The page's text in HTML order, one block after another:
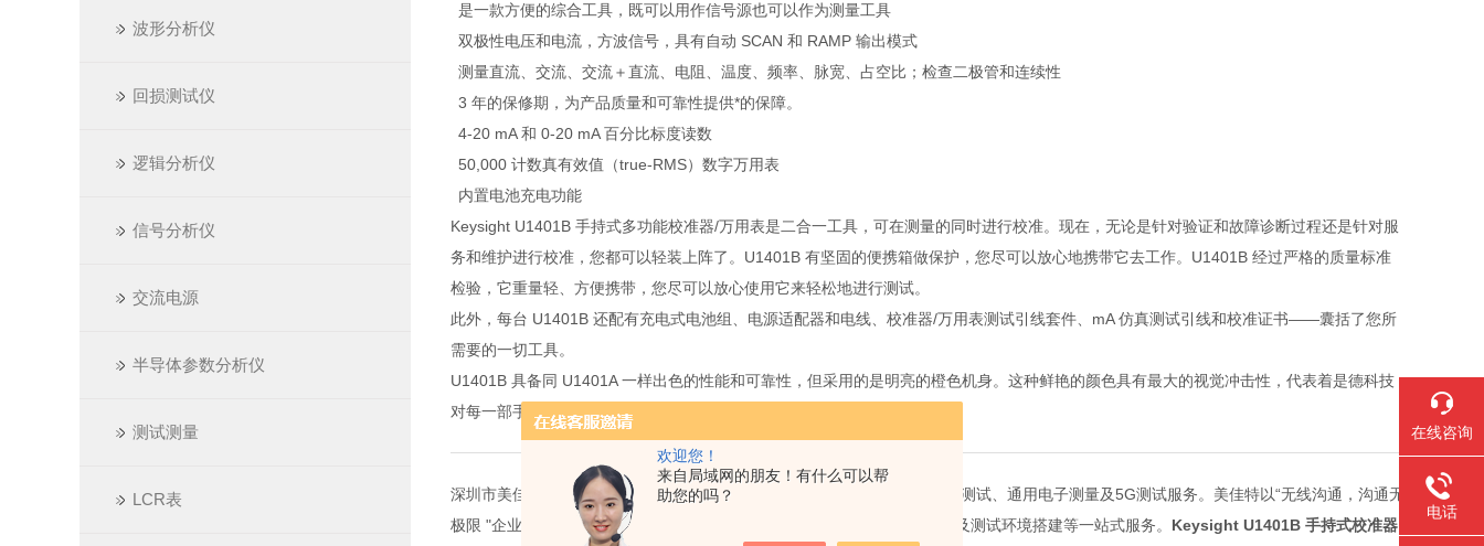
欢迎您！
来自局域网的朋友！有什么可以帮
助您的吗？
波形分析仪
回损测试仪
逻辑分析仪
信号分析仪
交流电源
半导体参数分析仪
测试测量
LCR表
是一款方便的综合工具，既可以用作信号源也可以作为测量工具
双极性电压和电流，方波信号，具有自动 SCAN 和 RAMP 输出模式
测量直流、交流、交流＋直流、电阻、温度、频率、脉宽、占空比；检查二极管和连续性
3 年的保修期，为产品质量和可靠性提供*的保障。
4-20 mA 和 0-20 mA 百分比标度读数
50,000 计数真有效值（true-RMS）数字万用表
内置电池充电功能
Keysight U1401B 手持式多功能校准器/万用表是二合一工具，可在测量的同时进行校准。现在，无论是针对验证和故障诊断过程还是针对服
务和维护进行校准，您都可以轻装上阵了。U1401B 有坚固的便携箱做保护，您尽可以放心地携带它去工作。U1401B 经过严格的质量标准
检验，它重量轻、方便携带，您尽可以放心使用它来轻松地进行测试。
此外，每台 U1401B 还配有充电式电池组、电源适配器和电线、校准器/万用表测试引线套件、mA 仿真测试引线和校准证书——囊括了您所
需要的一切工具。
U1401B 具备同 U1401A 一样出色的性能和可靠性，但采用的是明亮的橙色机身。这种鲜艳的颜色具有最大的视觉冲击性，代表着是德科技
对每一部手持式仪器都具有出色安全性能的承诺。
深圳市美佳特科技有限公司（简称“美佳特"）成立于2010年，致力于光通讯测试、通用电子测量及5G测试服务。美佳特以“无线沟通，沟通无
极限 "企业使命，业务聚焦于精密测试测量仪器的租赁、销售、维护、计量及测试环境搭建等一站式服务。 Keysight U1401B 手持式校准器
在线咨询
电话